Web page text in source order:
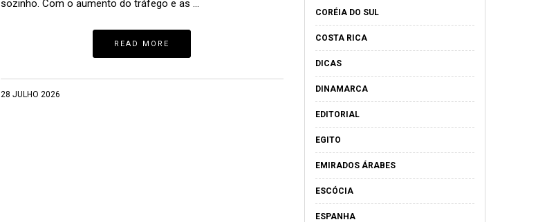
sozinho. Com o aumento do tráfego e as …
READ MORE
28 JULHO 2026
CORÉIA DO SUL
COSTA RICA
DICAS
DINAMARCA
EDITORIAL
EGITO
EMIRADOS ÁRABES
ESCÓCIA
ESPANHA